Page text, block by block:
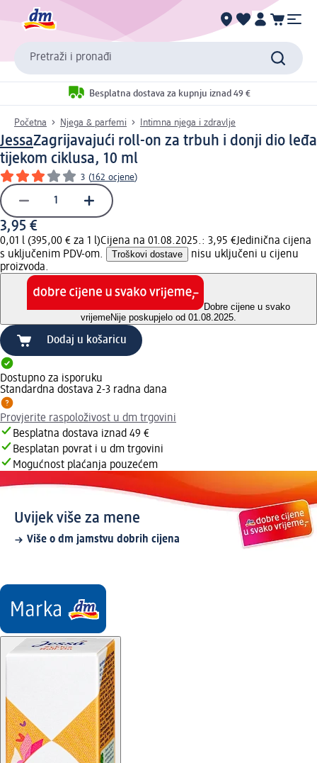
Pretraži i pronađi
Besplatna dostava za kupnju iznad 49 €
Početna Njega & parfemi Intimna njega i zdravlje
JessaZagrijavajući roll-on za trbuh i donji dio leđa
tijekom ciklusa, 10 ml
3 (162 ocjene)
3,95 €
0,01 l (395,00 € za 1 l)Cijena na 01.08.2025.: 3,95 €Jedinična cijena
s uključenim PDV-om.
Troškovi dostave
nisu uključeni u cijenu
proizvoda.
Dobre cijene u svako
vrijemeNije poskupjelo od 01.08.2025.
Dodaj u košaricu
Dostupno za isporuku
Standardna dostava 2-3 radna dana
Provjerite raspoloživost u dm trgovini
Besplatna dostava iznad 49 €
Besplatan povrat i u dm trgovini
Mogućnost plaćanja pouzećem
Uvijek više za mene
Više o dm jamstvu dobrih cijena